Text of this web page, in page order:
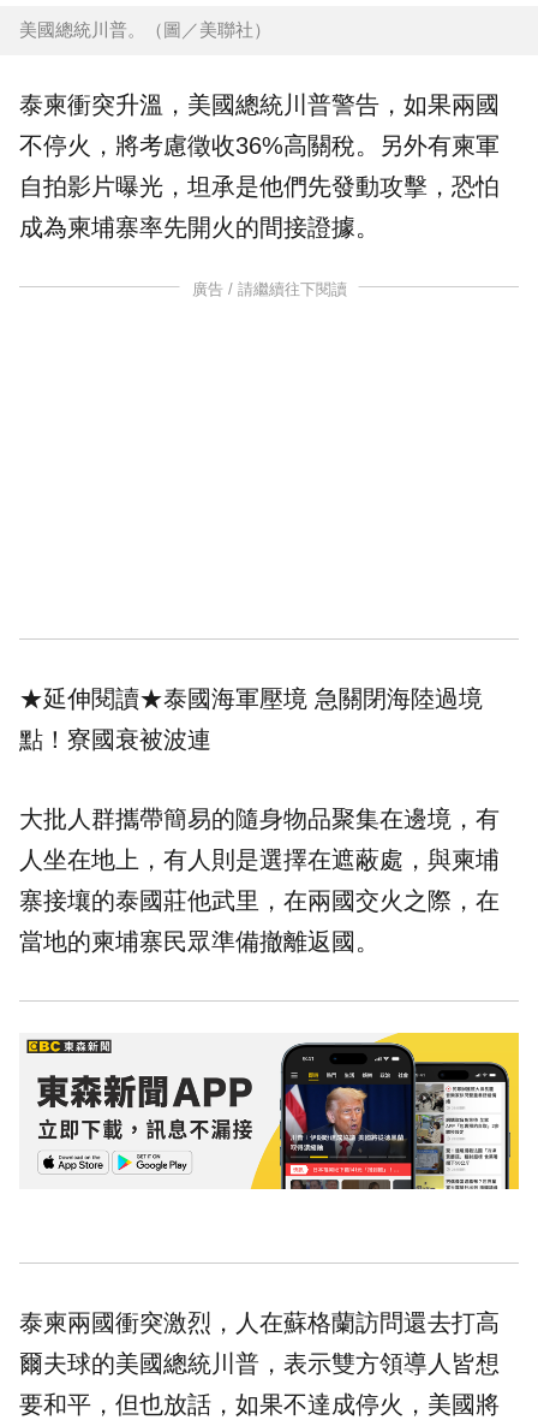
美國總統川普。（圖／美聯社）
泰柬衝突升溫，美國總統川普警告，如果兩國
不停火，將考慮徵收36%高關稅。另外有柬軍
自拍影片曝光，坦承是他們先發動攻擊，恐怕
成為柬埔寨率先開火的間接證據。
廣告 / 請繼續往下閱讀
★延伸閱讀★泰國海軍壓境 急關閉海陸過境
點！寮國衰被波連
大批人群攜帶簡易的隨身物品聚集在邊境，有
人坐在地上，有人則是選擇在遮蔽處，與柬埔
寨接壤的泰國莊他武里，在兩國交火之際，在
當地的柬埔寨民眾準備撤離返國。
泰柬兩國衝突激烈，人在蘇格蘭訪問還去打高
爾夫球的美國總統川普，表示雙方領導人皆想
要和平，但也放話，如果不達成停火，美國將